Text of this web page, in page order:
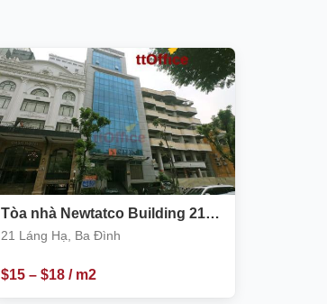
Tòa nhà Newtatco Building 21
Láng Hạ, Ba Đình
21 Láng Hạ, Ba Đình
$15– $18/ m2